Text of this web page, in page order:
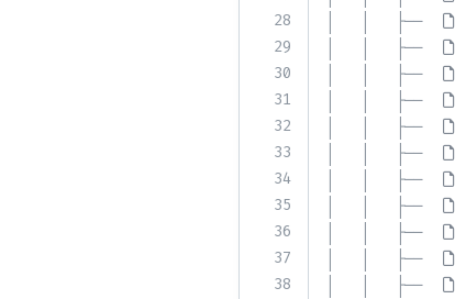
28
29
30
31
32
33
34
35
36
37
38
│   │   ├──
│   │   ├──
│   │   ├──
│   │   ├──
│   │   ├──
│   │   ├──
│   │   ├──
│   │   ├──
│   │   ├──
│   │   ├──
│   │   ├──